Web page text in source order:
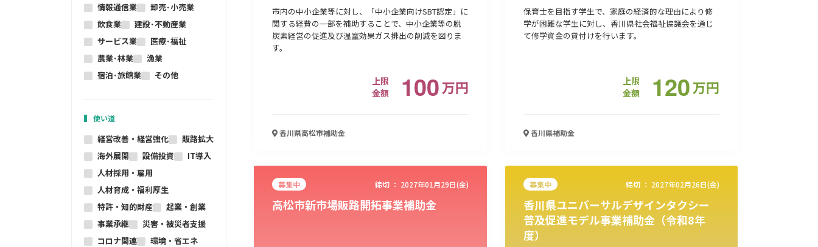
情報通信業
卸売･小売業
飲食業
建設･不動産業
サービス業
医療･福祉
農業･林業
漁業
宿泊･旅館業
その他
使い道
経営改善・経営強化
販路拡大
海外展開
設備投資
IT導入
人材採用・雇用
人材育成・福利厚生
特許・知的財産
起業・創業
事業承継
災害・被災者支援
コロナ関連
環境・省エネ
市内の中小企業等に対し、「中小企業向けSBT認定」に
関する経費の一部を補助することで、中小企業等の脱
炭素経営の促進及び温室効果ガス排出の削減を図りま
す。
上限
金額
100万円
香川県高松市補助金
保育士を目指す学生で、家庭の経済的な理由により修
学が困難な学生に対し、香川県社会福祉協議会を通じ
て修学資金の貸付けを行います。
上限
金額
120万円
香川県補助金
募集中 締切 ： 2027年01月29日(金)
高松市新市場販路開拓事業補助金
募集中 締切 ： 2027年02月26日(金)
香川県ユニバーサルデザインタクシー
普及促進モデル事業補助金（令和8年
度）